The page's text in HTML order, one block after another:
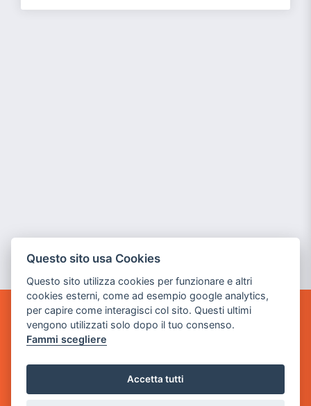
GAME WARP
BY POWER GAME SRL
Sede Legale
via Villaggio dei Platani, 3
- 25014 Castenedolo, Brescia
Questo sito usa Cookies
Questo sito utilizza cookies per funzionare e altri
cookies esterni, come ad esempio google analytics,
per capire come interagisci col sito. Questi ultimi
vengono utilizzati solo dopo il tuo consenso.
Fammi scegliere
Accetta tutti